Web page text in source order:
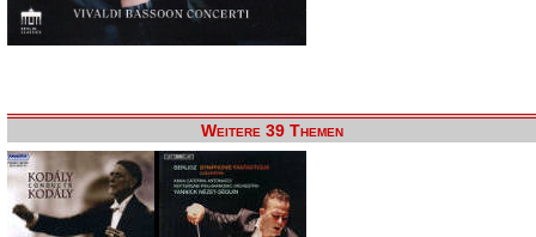
Weitere 39 Themen